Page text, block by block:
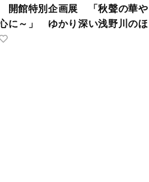
開館特別企画展 「秋聲の華や
に～」 ゆかり深い浅野川のほ